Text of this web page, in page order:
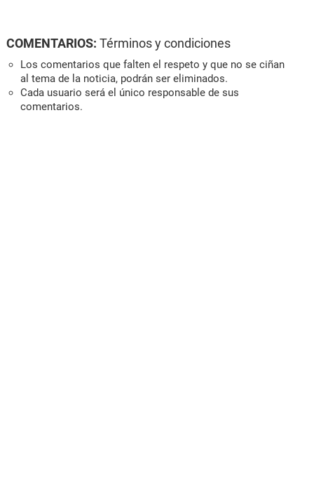
COMENTARIOS: Términos y condiciones
Los comentarios que falten el respeto y que no se ciñan
al tema de la noticia, podrán ser eliminados.
Cada usuario será el único responsable de sus
comentarios.